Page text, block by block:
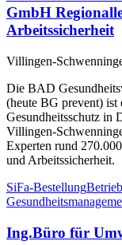
GmbH
Arbeitssicherheit
Villingen-
Die BAD
(heute BG prevent)
Gesundheitsschutz in
Villingen-
Experten rund
und Arbeitssicherheit.
SiFa-Bestellung
Ing.Büro für